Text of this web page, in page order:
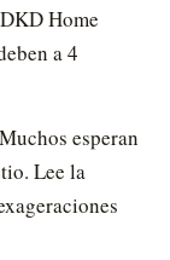
Home
a 4
Muchos esperan
Lee la